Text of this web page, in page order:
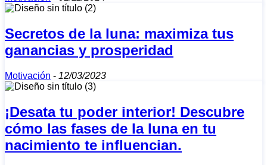
Secretos de la luna: maximiza tus
ganancias y prosperidad
Motivación - 12/03/2023
¡Desata tu poder interior! Descubre
cómo las fases de la luna en tu
nacimiento te influencian.